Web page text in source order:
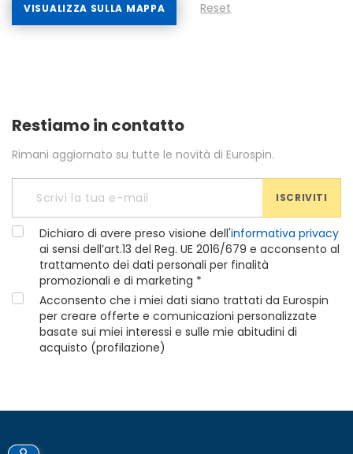
VISUALIZZA SULLA MAPPA Reset
Restiamo in contatto
Rimani aggiornato su tutte le novità di Eurospin.
ISCRIVITI
Dichiaro di avere preso visione dell'informativa privacy
ai sensi dell’art.13 del Reg. UE 2016/679 e acconsento al
trattamento dei dati personali per finalità
promozionali e di marketing *
Acconsento che i miei dati siano trattati da Eurospin
per creare offerte e comunicazioni personalizzate
basate sui miei interessi e sulle mie abitudini di
acquisto (profilazione)